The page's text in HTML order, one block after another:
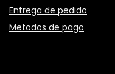
Entrega de pedido
Metodos de pago